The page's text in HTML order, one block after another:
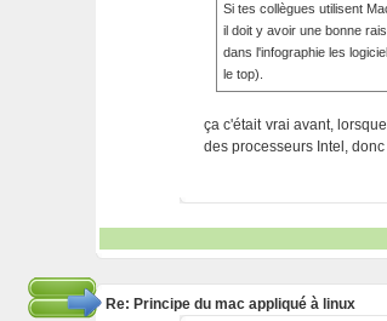
Si tes collègues utilisent
il doit y avoir une bonne
dans l'infographie les
le top).
ça c'était vrai avant,
des processeurs Intel,
Re: Principe du mac appliqué à linux